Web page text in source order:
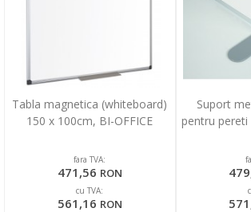
Tabla magnetica (whiteboard)
150 x 100cm, BI-OFFICE
fara TVA:
471,56 RON
cu TVA:
561,16 RON
Suport
pentru